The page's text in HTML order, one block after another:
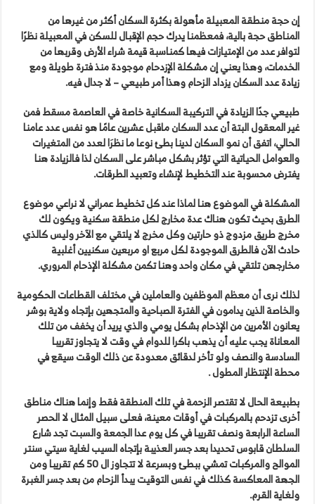
إن حجة منطقة المعبيلة مأهولة بكثرة السكان أكثر من غيرها من
المناطق حجة بالية، فمعظمنا يدرك حجم الإقبال للسكن في المعبيلة نظرًا
لتوافر عدد من الإمتيازات فيها كمناسبة قيمة شراء الأرض وقربها من
الخدمات، وهذا يعني إن مشكلة الإزدحام موجودة منذ فترة طويلة ومع
زيادة عدد السكان يزداد الزحام وهذا أمر طبيعي – لا جدال فيه.
طبيعي جدًا الزيادة في التركيبة السكانية خاصة في العاصمة مسقط فمن
غير المعقول البتة أن عدد السكان ماقبل عشرين عامًا هو نفس عدد عامنا
الحالي، اتفق أن نمو السكان لدينا بطئ نوعا ما نظرَا لعدد من المتغيرات
والعوامل الحياتية التي تؤثر بشكل مباشر على السكان لذا فالزيادة هنا
يفترض محسوبة عند التخطيط لإنشاء وتعبيد الطرقات.
المشكلة في الموضوع هنا لماذا عند كل تخطيط عمراني لا نراعي موضوع
الطرق بحيث تكون هناك عدة مخارج لكل منطقة سكنية ويكون لك
مخرج طريق مزدوج ذو حارتين وكل مخرج لا يلتقي مع الآخر وليس كالذي
حادث الآن فالطرق الموجودة لكل مربع او مربعين سكنيين أغلبية
مخارجهن تلتقي في مكان واحد وهنا تكمن مشكلة الإذحام المروري.
لذلك نرى أن معظم الموظفين والعاملين في مختلف القطاعات الحكومية
والخاصة الذين يدامون في الفترة الصباحية والمتجهين بإتجاه ولاية بوشر
يعانون الأمرين من الإذحام بشكل يومي والذي يريد أن يخفف من تلك
المعاناة يجب عليه أن يذهب باكرا للدوام في وقت لا يتجاوز تقريبا
السادسة والنصف ولو تأخر لدقائق معدودة عن ذلك الوقت سيقع في
محطة الإنتظار المطول .
بطبيعة الحال لا تقتصر الزحمة في تلك المنطقة فقط وإنما هناك مناطق
أخرى تزدحم بالمركبات في أوقات معينة، فعلى سبيل المثال لا الحصر
الساعة الرابعة ونصف تقريبا في كل يوم عدا الجمعة والسبت تجد شارع
السلطان قابوس تحديدا بعد جسر العذيبة بإتجاه السيب لغاية سيتي سنتر
الموالح والمركبات تمشي ببطئ وبسرعة لا تتجاوز ال 50 كم تقريبا ومن
الجهة المعاكسة كذلك في نفس التوقيت يبدأ الزحام من بعد جسر الغبرة
ولغاية القرم.